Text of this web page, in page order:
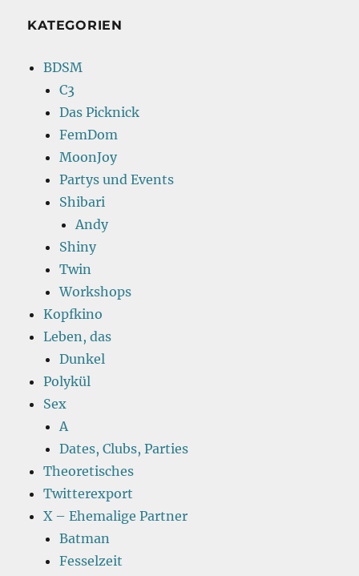
KATEGORIEN
BDSM
C3
Das Picknick
FemDom
MoonJoy
Partys und Events
Shibari
Andy
Shiny
Twin
Workshops
Kopfkino
Leben, das
Dunkel
Polykül
Sex
A
Dates, Clubs, Parties
Theoretisches
Twitterexport
X – Ehemalige Partner
Batman
Fesselzeit